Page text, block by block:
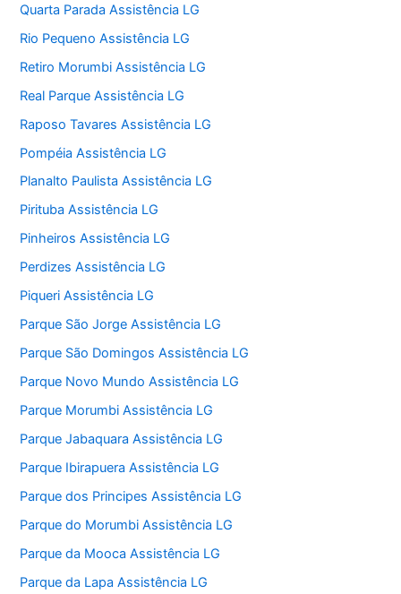
Quarta Parada Assistência LG
Rio Pequeno Assistência LG
Retiro Morumbi Assistência LG
Real Parque Assistência LG
Raposo Tavares Assistência LG
Pompéia Assistência LG
Planalto Paulista Assistência LG
Pirituba Assistência LG
Pinheiros Assistência LG
Perdizes Assistência LG
Piqueri Assistência LG
Parque São Jorge Assistência LG
Parque São Domingos Assistência LG
Parque Novo Mundo Assistência LG
Parque Morumbi Assistência LG
Parque Jabaquara Assistência LG
Parque Ibirapuera Assistência LG
Parque dos Principes Assistência LG
Parque do Morumbi Assistência LG
Parque da Mooca Assistência LG
Parque da Lapa Assistência LG